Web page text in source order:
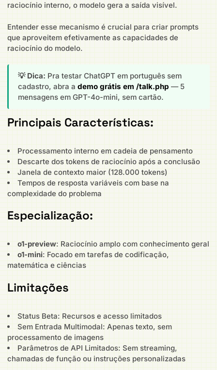
raciocínio interno, o modelo gera a saída visível.
Entender esse mecanismo é crucial para criar prompts
que aproveitem efetivamente as capacidades de
raciocínio do modelo.
💡 Dica: Pra testar ChatGPT em português sem
cadastro, abra ademo grátis em /talk.php — 5
mensagens em GPT-4o-mini, sem cartão.
Principais Características:
Processamento interno em cadeia de pensamento
Descarte dos tokens de raciocínio após a conclusão
Janela de contexto maior (128.000 tokens)
Tempos de resposta variáveis com base na
complexidade do problema
Especialização:
o1-preview: Raciocínio amplo com conhecimento geral
o1-mini: Focado em tarefas de codificação,
matemática e ciências
Limitações
Status Beta: Recursos e acesso limitados
Sem Entrada Multimodal: Apenas texto, sem
processamento de imagens
Parâmetros de API Limitados: Sem streaming,
chamadas de função ou instruções personalizadas